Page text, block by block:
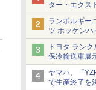
ター・エクス
ックベースの
ランボルギー
ツ ホッケン
記録
トヨタ ラン
保冷輸送車展
てこられる」
ヤマハ、「
で生産終了を